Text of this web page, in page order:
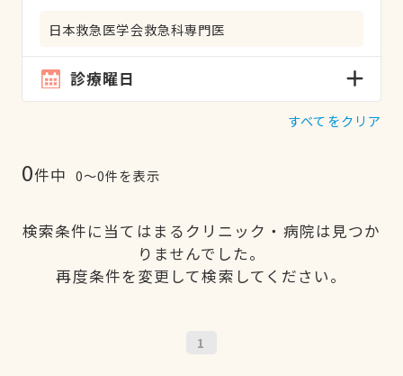
日本救急医学会救急科専門医
診療曜日
すべてをクリア
0件中 0〜0件を表示
検索条件に当てはまるクリニック・病院は見つか
りませんでした。
再度条件を変更して検索してください。
1